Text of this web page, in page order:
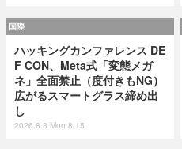
国際
ハッキングカンファレンス DE
F CON、Meta式「変態メガ
ネ」全面禁止（度付きもNG）
広がるスマートグラス締め出
し
2026.8.3 Mon 8:15